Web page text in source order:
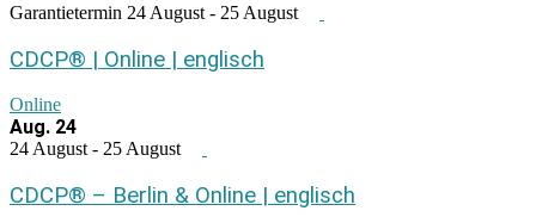
Garantietermin 24 August - 25 August
CDCP® | Online | englisch
Online
Aug. 24
24 August - 25 August
CDCP® – Berlin & Online | englisch